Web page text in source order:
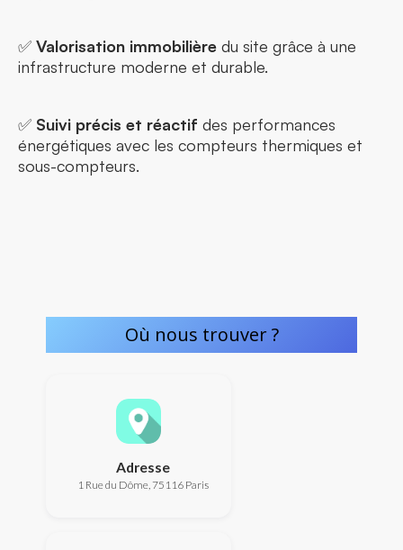
✅ Valorisation immobilière du site grâce à une
infrastructure moderne et durable.
✅ Suivi précis et réactif des performances
énergétiques avec les compteurs thermiques et
sous-compteurs.
Où nous trouver ?
Adresse
1 Rue du Dôme, 75116 Paris